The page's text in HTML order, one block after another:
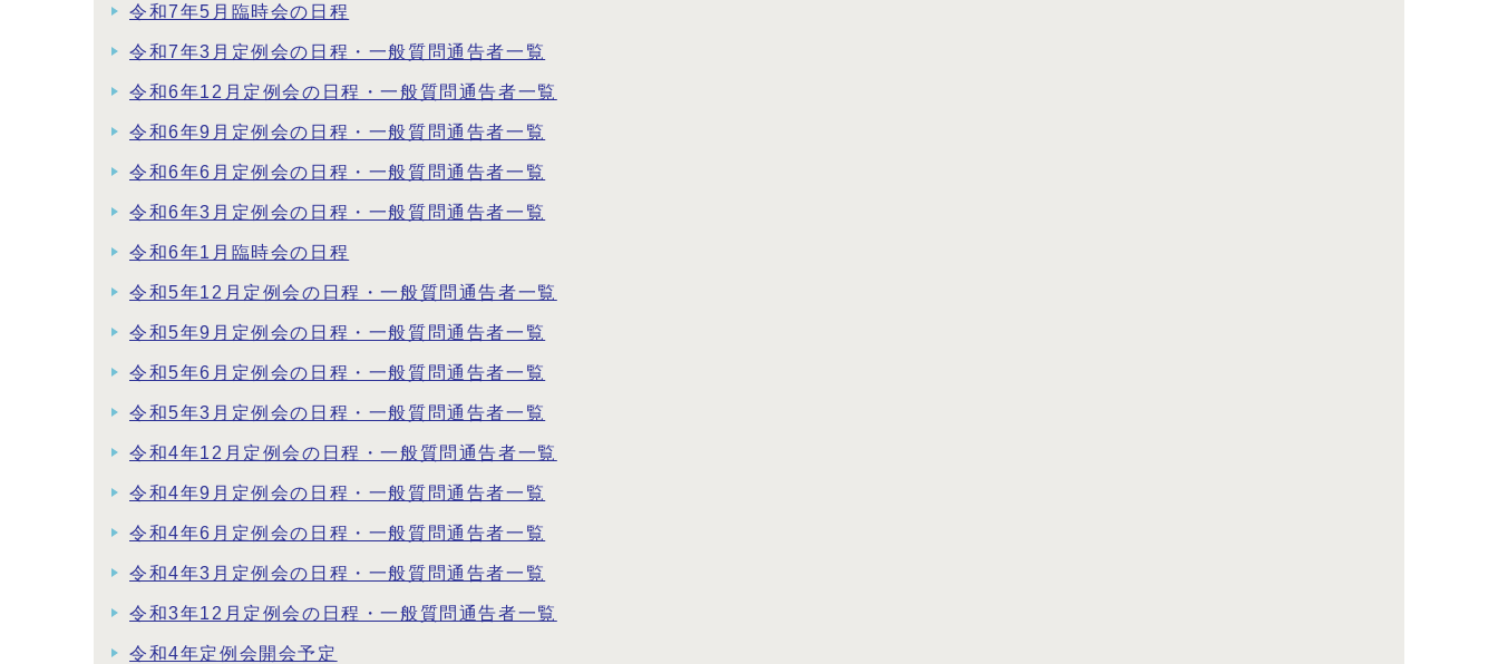
令和7年5月臨時会の日程
令和7年3月定例会の日程・一般質問通告者一覧
令和6年12月定例会の日程・一般質問通告者一覧
令和6年9月定例会の日程・一般質問通告者一覧
令和6年6月定例会の日程・一般質問通告者一覧
令和6年3月定例会の日程・一般質問通告者一覧
令和6年1月臨時会の日程
令和5年12月定例会の日程・一般質問通告者一覧
令和5年9月定例会の日程・一般質問通告者一覧
令和5年6月定例会の日程・一般質問通告者一覧
令和5年3月定例会の日程・一般質問通告者一覧
令和4年12月定例会の日程・一般質問通告者一覧
令和4年9月定例会の日程・一般質問通告者一覧
令和4年6月定例会の日程・一般質問通告者一覧
令和4年3月定例会の日程・一般質問通告者一覧
令和3年12月定例会の日程・一般質問通告者一覧
令和4年定例会開会予定